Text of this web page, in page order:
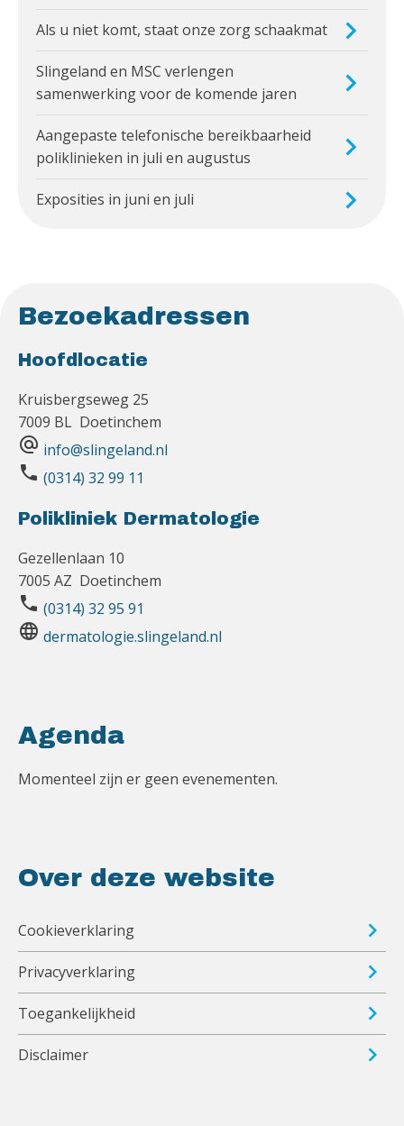
Als u niet komt, staat onze zorg schaakmat
Slingeland en MSC verlengen
samenwerking voor de komende jaren
Aangepaste telefonische bereikbaarheid
poliklinieken in juli en augustus
Exposities in juni en juli
Bezoekadressen
Hoofdlocatie
Kruisbergseweg 25
7009 BL Doetinchem
alternate_email info@slingeland.nl
phone (0314) 32 99 11
Polikliniek Dermatologie
Gezellenlaan 10
7005 AZ Doetinchem
phone (0314) 32 95 91
language dermatologie.slingeland.nl
Agenda
Momenteel zijn er geen evenementen.
Over deze website
Cookieverklaring
Privacyverklaring
Toegankelijkheid
Disclaimer